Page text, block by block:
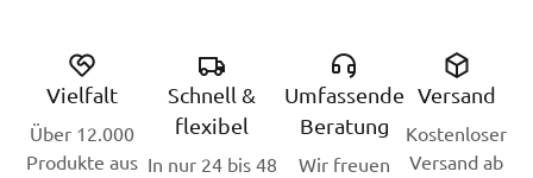
Vielfalt
Über 12.000
Produkte aus
Schnell &
flexibel
In nur 24 bis 48
Umfassende
Beratung
Wir freuen
Versand
Kostenloser
Versand ab